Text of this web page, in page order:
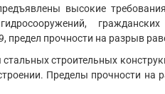
высокие
предел прочности на разрыв
строительных
Пределы прочности на